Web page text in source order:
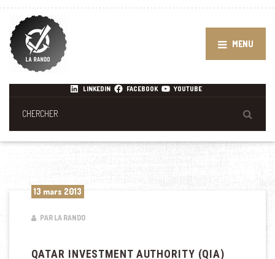
MENU
LINKEDIN FACEBOOK YOUTUBE
13 mars 2013
PAR LA RANDO
QATAR INVESTMENT AUTHORITY (QIA)